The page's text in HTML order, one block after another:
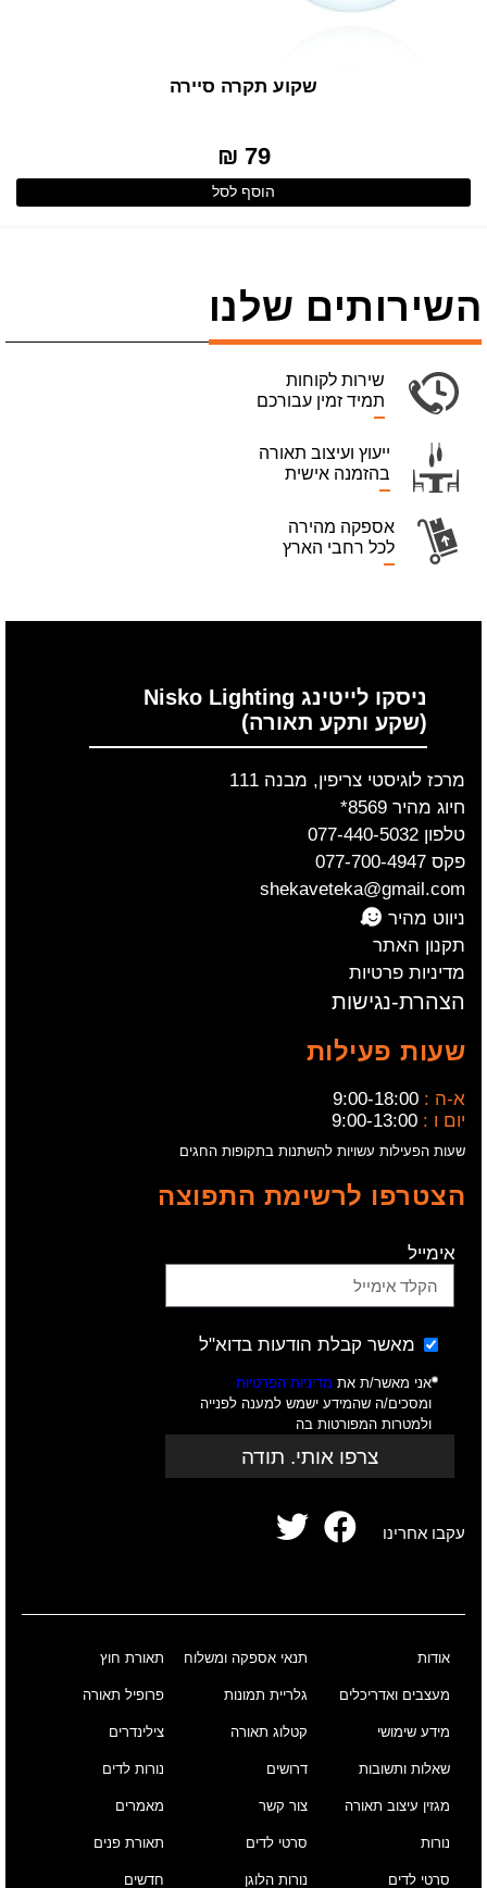
שקוע תקרה סיירה
79 ₪
הוסף לסל
השירותים שלנו
שירות לקוחות
תמיד זמין עבורכם
ייעוץ ועיצוב תאורה
בהזמנה אישית
אספקה מהירה
לכל רחבי הארץ
ניסקו לייטינג Nisko Lighting
(שקע ותקע תאורה)
מרכז לוגיסטי צריפין, מבנה 111
חיוג מהיר 8569*
טלפון 077-440-5032
פקס 077-700-4947
shekaveteka@gmail.com
ניווט מהיר
תקנון האתר
מדיניות פרטיות
הצהרת-נגישות
שעות פעילות
א-ה : 9:00-18:00
יום ו : 9:00-13:00
שעות הפעילות עשויות להשתנות בתקופות החגים
הצטרפו לרשימת התפוצה
אימייל
מאשר קבלת הודעות בדוא"ל
אני מאשר/ת את מדיניות הפרטיות
ומסכים/ה שהמידע ישמש למענה לפנייה
ולמטרות המפורטות בה
צרפו אותי. תודה
עקבו אחרינו
אודות
מעצבים ואדריכלים
מידע שימושי
שאלות ותשובות
מגזין עיצוב תאורה
תנאי אספקה ומשלוח
גלריית תמונות
קטלוג תאורה
דרושים
צור קשר
תאורת חוץ
פרופיל תאורה
צילינדרים
נורות לדים
מאמרים
נורות
סרטי לדים
סרטי לדים
נורות הלוגן
תאורת פנים
חדשים